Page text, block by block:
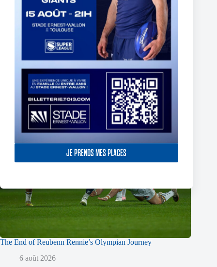
JE PRENDS MES PLACES
Fin de l’aventure Olympienne pour Reubenn Rennie
6 août 2026
The End of Reubenn Rennie’s Olympian Journey
6 août 2026